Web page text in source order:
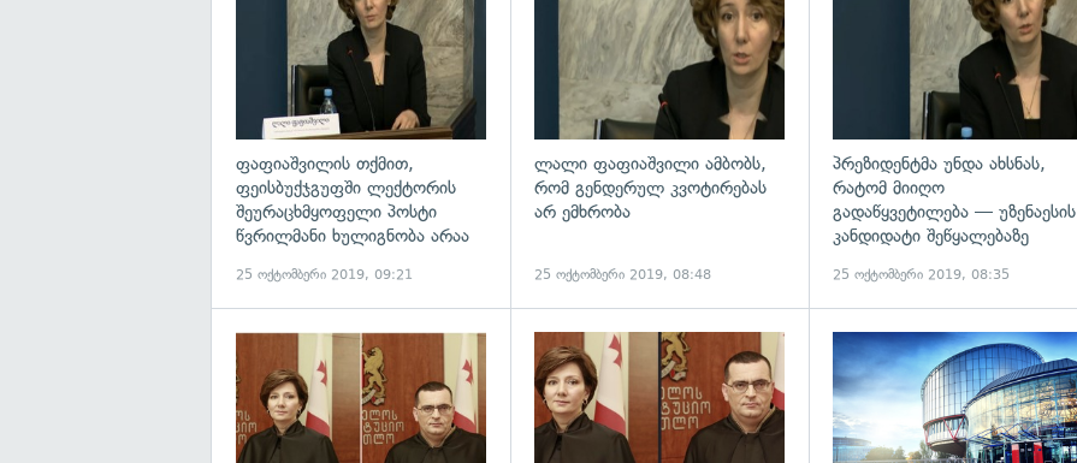
ფაფიაშვილის თქმით,
ფეისბუქჯგუფში ლექტორის
შეურაცხმყოფელი პოსტი
წვრილმანი ხულიგნობა არაა
25 ოქტომბერი 2019, 09:21
ლალი ფაფიაშვილი ამბობს,
რომ გენდერულ კვოტირებას
არ ემხრობა
25 ოქტომბერი 2019, 08:48
პრეზიდენტმა უნდა ახსნას,
რატომ მიიღო
გადაწყვეტილება — უზენაესის
კანდიდატი შეწყალებაზე
25 ოქტომბერი 2019, 08:35
გადახედვა გადახედვა